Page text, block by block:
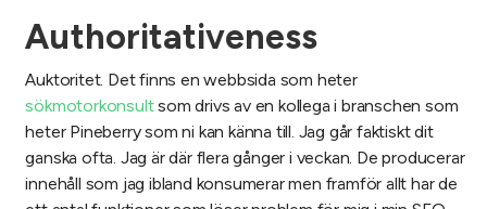
Authoritativeness
Auktoritet. Det finns en webbsida som heter
sökmotorkonsultsom drivs av en kollega i branschen som
heter Pineberry som ni kan känna till. Jag går faktiskt dit
ganska ofta. Jag är där flera gånger i veckan. De producerar
innehåll som jag ibland konsumerar men framför allt har de